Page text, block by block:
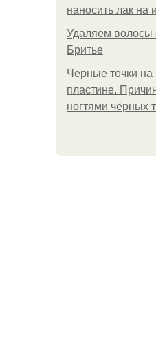
наносить лак на
Удаляем волосы
Бритье
Черные точки на
пластине.
ногтями чёрных